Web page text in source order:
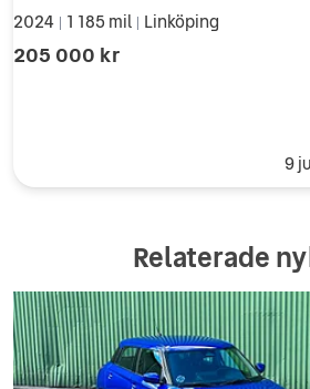
2024 1 185 mil Linköping
205 000 kr
9
Relaterade